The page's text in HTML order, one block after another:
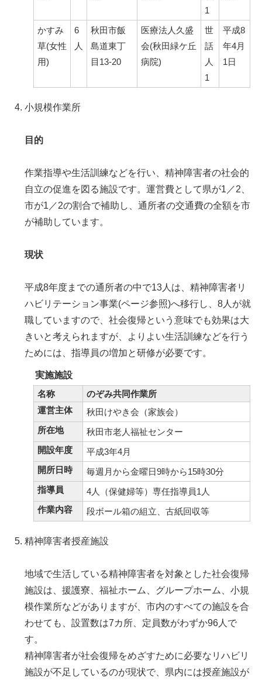
1
かすみ
草(女性
用)
6
人
秋田市飯
島道東丁
目13-20
医療法人久盛
会(秋田緑ケ丘
病院)
世
話
人
1
平成8
年4月
1日
小規模作業所
目的
作業指導や生活訓練などを行い、精神障害者の社会的
自立の促進を図る施設です。運営費として県が1／2、
市が1／2の割合で補助し、通所者の交通費の全額を市
が補助しています。
現状
平成8年度までの通所者の中で13人は、精神障害者リ
ハビリテーション事業(ページ参照)へ移行し、8人が就
職していますので、社会復帰という意味でも効果は大
きいと考えられますが、よりよい生活訓練などを行う
ためには、指導員の増加と研修が必要です。
実施施設
名称
のぞみ共同作業所
運営主体
秋田けやき会（家族会）
所在地
秋田市老人福祉センター
開設年度
平成3年4月
開所日時
毎週月から金曜日9時から15時30分
指導員
4人（保健婦等）専任指導員1人
作業内容
段ボール箱の組立、古紙回収等
精神障害者授産施設
地域で生活している精神障害者を対象とした社会復帰
施設は、援護寮、福祉ホーム、グループホーム、小規
模作業所などがありますが、市内のすべての施設を合
わせても、設置数は7カ所、定員数がわずか96人で
す。
精神障害者が社会復帰をめざすために必要なリハビリ
施設が不足しているのが現状で、県内には授産施設が